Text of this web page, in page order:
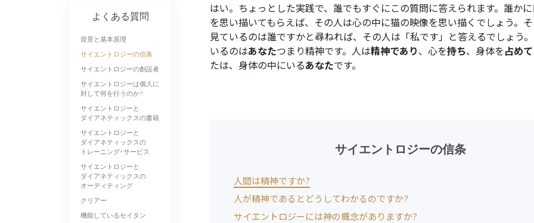
はい。ちょっとした実践で、誰でもすぐにこの質問に答えられます。誰か
を思い描いてもらえば、その人は心の中に猫の映像を思い描くでしょう。
見ているのは誰ですかと尋ねれば、その人は「私です」と答えるでしょう
いるのはあなたつまり精神です。 人は精神であり、心を持ち、身体を占めて
たは、身体の中にいるあなたです。
サイエントロジーの信条
人間は精神ですか?
人が精神であるとどうしてわかるのですか?
サイエントロジーには神の概念がありますか?
よくある質問
背景と基本原理
サイエントロジーの信条
サイエントロジーの創設者
サイエントロジーは個人に
対して何を行うのか?
サイエントロジーと
ダイアネティックスの書籍
サイエントロジーと
ダイアネティックスの
トレーニング･サービス
サイエントロジーと
ダイアネティックスの
オーディティング
クリアー
機能しているセイタン